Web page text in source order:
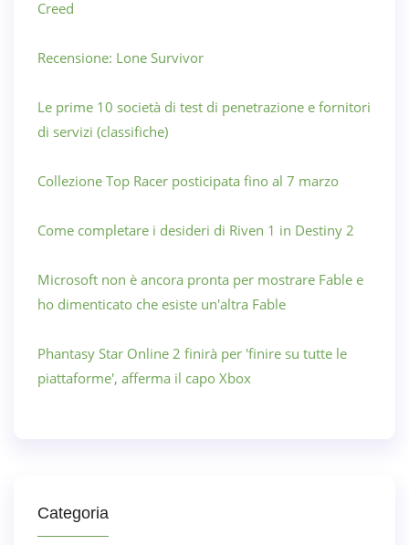
Creed
Recensione: Lone Survivor
Le prime 10 società di test di penetrazione e fornitori
di servizi (classifiche)
Collezione Top Racer posticipata fino al 7 marzo
Come completare i desideri di Riven 1 in Destiny 2
Microsoft non è ancora pronta per mostrare Fable e
ho dimenticato che esiste un'altra Fable
Phantasy Star Online 2 finirà per 'finire su tutte le
piattaforme', afferma il capo Xbox
Categoria